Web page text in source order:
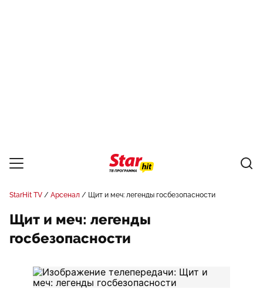
StarHit TV Арсенал Щит и меч: легенды госбезопасности
Щит и меч: легенды
госбезопасности